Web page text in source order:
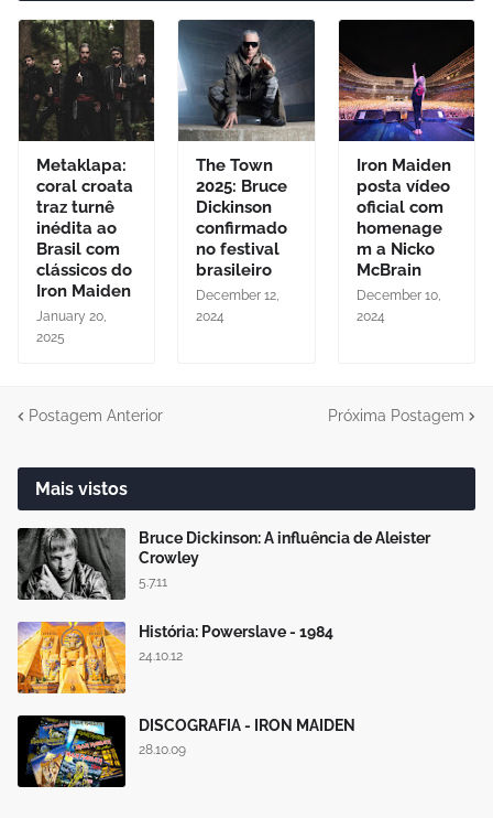
Metaklapa:
coral croata
traz turnê
inédita ao
Brasil com
clássicos do
Iron Maiden
January 20,
2025
The Town
2025: Bruce
Dickinson
confirmado
no festival
brasileiro
December 12,
2024
Iron Maiden
posta vídeo
oficial com
homenage
m a Nicko
McBrain
December 10,
2024
Postagem Anterior Próxima Postagem
Mais vistos
Bruce Dickinson: A influência de Aleister
Crowley
5.7.11
História: Powerslave - 1984
24.10.12
DISCOGRAFIA - IRON MAIDEN
28.10.09